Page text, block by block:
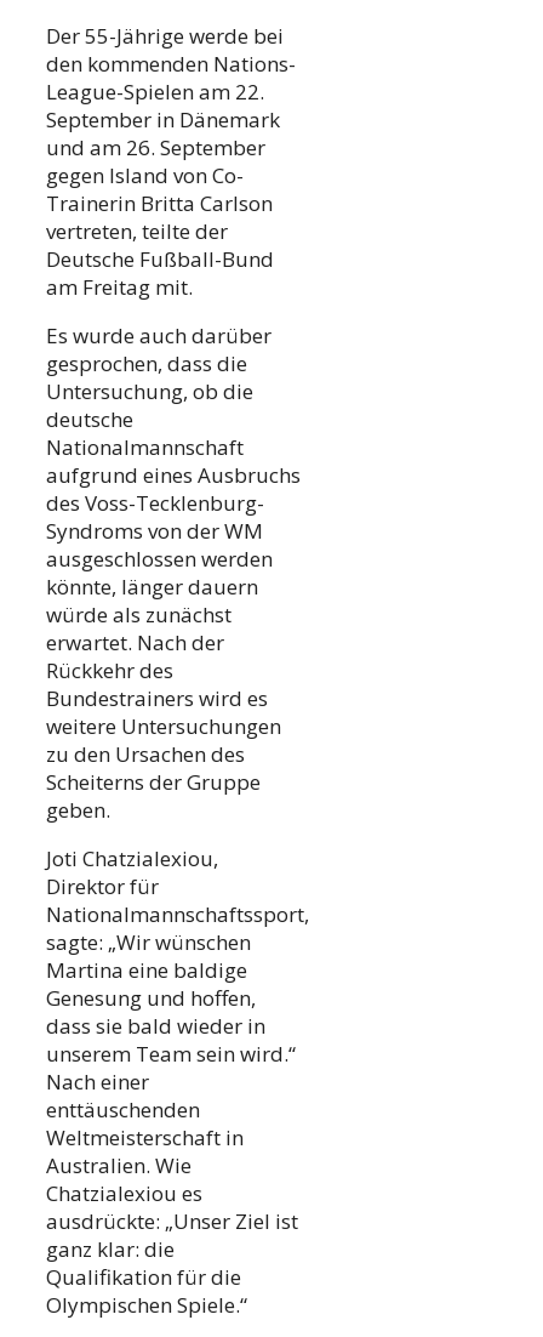
Der 55-Jährige werde bei
den kommenden Nations-
League-Spielen am 22.
September in Dänemark
und am 26. September
gegen Island von Co-
Trainerin Britta Carlson
vertreten, teilte der
Deutsche Fußball-Bund
am Freitag mit.
Es wurde auch darüber
gesprochen, dass die
Untersuchung, ob die
deutsche
Nationalmannschaft
aufgrund eines Ausbruchs
des Voss-Tecklenburg-
Syndroms von der WM
ausgeschlossen werden
könnte, länger dauern
würde als zunächst
erwartet. Nach der
Rückkehr des
Bundestrainers wird es
weitere Untersuchungen
zu den Ursachen des
Scheiterns der Gruppe
geben.
Joti Chatzialexiou,
Direktor für
Nationalmannschaftssport,
sagte: „Wir wünschen
Martina eine baldige
Genesung und hoffen,
dass sie bald wieder in
unserem Team sein wird.“
Nach einer
enttäuschenden
Weltmeisterschaft in
Australien. Wie
Chatzialexiou es
ausdrückte: „Unser Ziel ist
ganz klar: die
Qualifikation für die
Olympischen Spiele.“